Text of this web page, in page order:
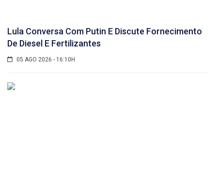
Lula Conversa Com Putin E Discute Fornecimento
De Diesel E Fertilizantes
05 AGO 2026 - 16:10H